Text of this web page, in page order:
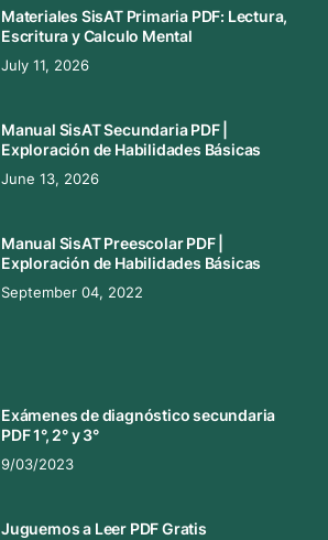
Materiales SisAT Primaria PDF: Lectura,
Escritura y Calculo Mental
July 11, 2026
Manual SisAT Secundaria PDF |
Exploración de Habilidades Básicas
June 13, 2026
Manual SisAT Preescolar PDF |
Exploración de Habilidades Básicas
September 04, 2022
Exámenes de diagnóstico secundaria
PDF 1°, 2° y 3°
9/03/2023
Juguemos a Leer PDF Gratis